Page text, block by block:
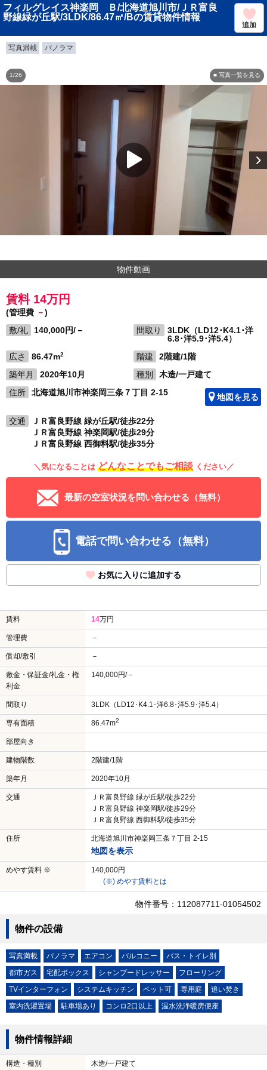
フィルグレイス神楽岡 Ｂ/北海道旭川市/ＪＲ富良
野線緑が丘駅/3LDK/86.47㎡/Bの賃貸物件情報
追加
写真満載 パノラマ
■ 写真一覧を見る
1/26
物件動画
賃料 14万円
(管理費 －)
敷/礼
140,000円/－ 間取り
3LDK（LD12･K4.1･洋
6.8･洋5.9･洋5.4）
広さ
86.47m2 階建
2階建/1階
築年月
2020年10月 種別
木造/一戸建て
住所
北海道旭川市神楽岡三条７丁目 2-15 地図を見る
交通
ＪＲ富良野線 緑が丘駅/徒歩22分
ＪＲ富良野線 神楽岡駅/徒歩29分
ＪＲ富良野線 西御料駅/徒歩35分
＼気になることは どんなことでもご相談 ください／
最新の空室状況を問い合わせる（無料）
電話で問い合わせる（無料）
お気に入りに追加する
賃料 14万円
管理費 －
償却/敷引 －
敷金・保証金/礼金・権
利金
140,000円/－
間取り 3LDK（LD12･K4.1･洋6.8･洋5.9･洋5.4）
専有面積 86.47m2
部屋向き
建物階数 2階建/1階
築年月 2020年10月
交通
ＪＲ富良野線 緑が丘駅/徒歩22分
ＪＲ富良野線 神楽岡駅/徒歩29分
ＪＲ富良野線 西御料駅/徒歩35分
住所 北海道旭川市神楽岡三条７丁目 2-15
地図を表示
めやす賃料 ※
140,000円
(※) めやす賃料とは
物件番号：112087711-01054502
物件の設備
写真満載 パノラマ エアコン バルコニー
バス・トイレ別
都市ガス
宅配ボックス シャンプードレッサー
フローリング
TVインターフォン
システムキッチン ペット可 専用庭
追い焚き
室内洗濯置場
駐車場あり コンロ2口以上 温水洗浄暖房便座
物件情報詳細
構造・種別 木造/一戸建て